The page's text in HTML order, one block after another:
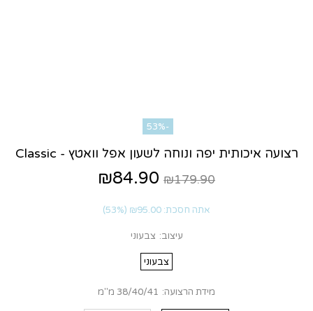
-53%
רצועה איכותית יפה ונוחה לשעון אפל וואטץ - Classic
₪179.90
₪84.90
אתה חסכת: ₪95.00
(53%)
עיצוב: צבעוני
צבעוני
מידת הרצועה: 38/40/41 מ''מ